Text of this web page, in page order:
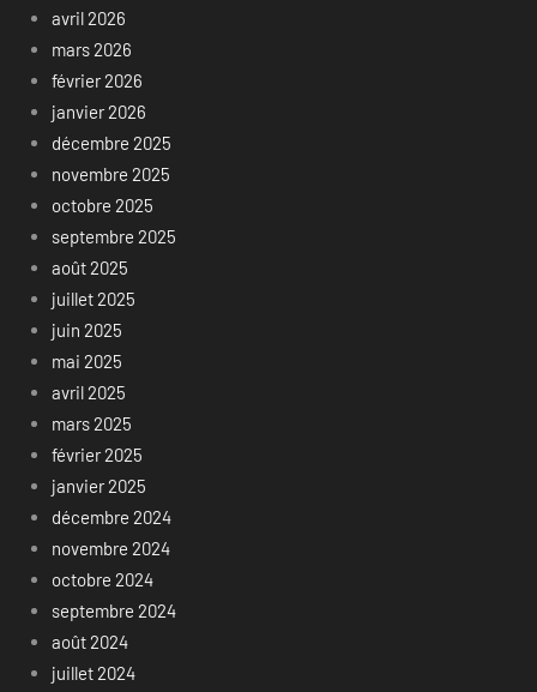
avril 2026
mars 2026
février 2026
janvier 2026
décembre 2025
novembre 2025
octobre 2025
septembre 2025
août 2025
juillet 2025
juin 2025
mai 2025
avril 2025
mars 2025
février 2025
janvier 2025
décembre 2024
novembre 2024
octobre 2024
septembre 2024
août 2024
juillet 2024